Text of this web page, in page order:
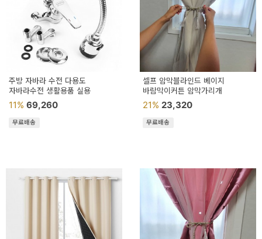
주방 자바라 수전 다용도
자바라수전 생활용품 실용
11% 69,260
무료배송
셀프 암막블라인드 베이지
바람막이커튼 암막가리개
21% 23,320
무료배송